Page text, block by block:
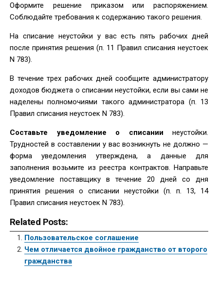
Оформите решение приказом или распоряжением.
Соблюдайте требования к содержанию такого решения.
На списание неустойки у вас есть пять рабочих дней
после принятия решения (п. 11 Правил списания неустоек
N 783).
В течение трех рабочих дней сообщите администратору
доходов бюджета о списании неустойки, если вы сами не
наделены полномочиями такого администратора (п. 13
Правил списания неустоек N 783).
Составьте уведомление о списании неустойки.
Трудностей в составлении у вас возникнуть не должно —
форма уведомления утверждена, а данные для
заполнения возьмите из реестра контрактов. Направьте
уведомление поставщику в течение 20 дней со дня
принятия решения о списании неустойки (п. п. 13, 14
Правил списания неустоек N 783).
Related Posts:
Пользовательское соглашение
Чем отличается двойное гражданство от второго
гражданства